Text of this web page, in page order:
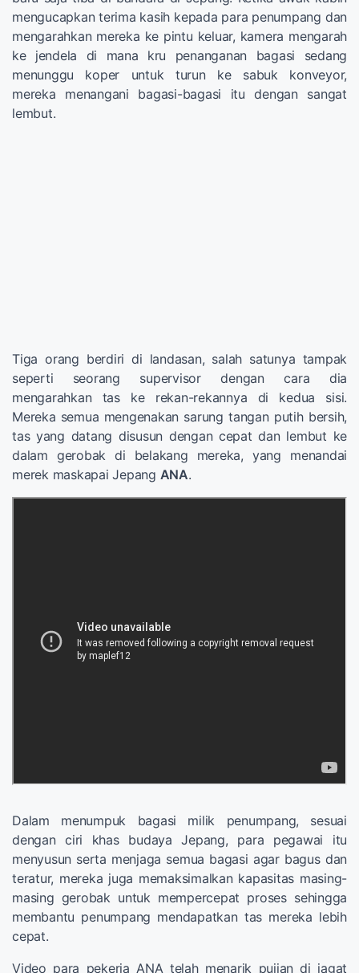
mengucapkan terima kasih kepada para penumpang dan
mengarahkan mereka ke pintu keluar, kamera mengarah
ke jendela di mana kru penanganan bagasi sedang
menunggu koper untuk turun ke sabuk konveyor,
mereka menangani bagasi-bagasi itu dengan sangat
lembut.
Tiga orang berdiri di landasan, salah satunya tampak
seperti seorang supervisor dengan cara dia
mengarahkan tas ke rekan-rekannya di kedua sisi.
Mereka semua mengenakan sarung tangan putih bersih,
tas yang datang disusun dengan cepat dan lembut ke
dalam gerobak di belakang mereka, yang menandai
merek maskapai Jepang ANA.
Dalam menumpuk bagasi milik penumpang, sesuai
dengan ciri khas budaya Jepang, para pegawai itu
menyusun serta menjaga semua bagasi agar bagus dan
teratur, mereka juga memaksimalkan kapasitas masing-
masing gerobak untuk mempercepat proses sehingga
membantu penumpang mendapatkan tas mereka lebih
cepat.
Video para pekerja ANA telah menarik pujian di jagat